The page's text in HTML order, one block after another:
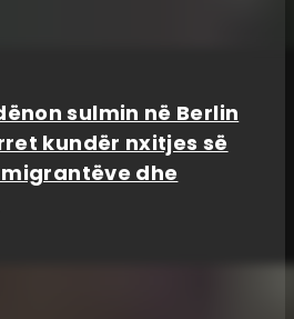
sulmin në Berlin
kundër nxitjes së
dhe